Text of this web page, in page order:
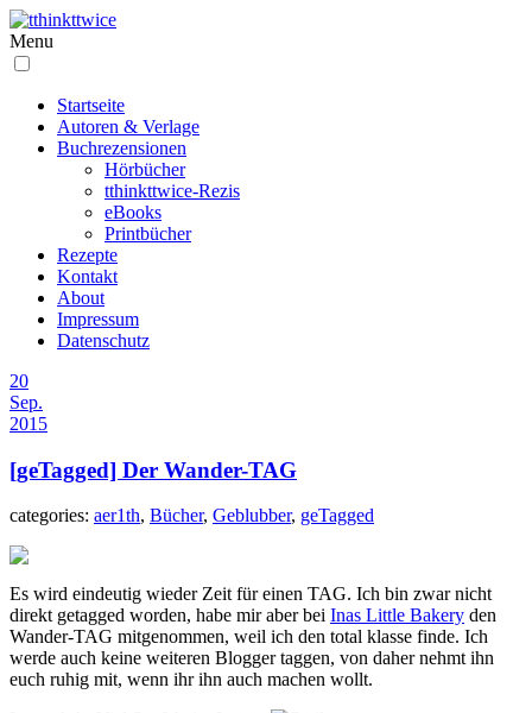
Menu
Startseite
Autoren & Verlage
Buchrezensionen
Hörbücher
tthinkttwice-Rezis
eBooks
Printbücher
Rezepte
Kontakt
About
Impressum
Datenschutz
20
Sep.
2015
[geTagged] Der Wander-TAG
categories: aer1th, Bücher, Geblubber, geTagged
Es wird eindeutig wieder Zeit für einen TAG. Ich bin zwar nicht
direkt getagged worden, habe mir aber bei Inas Little Bakery den
Wander-TAG mitgenommen, weil ich den total klasse finde. Ich
werde auch keine weiteren Blogger taggen, von daher nehmt ihn
euch ruhig mit, wenn ihr ihn auch machen wollt.